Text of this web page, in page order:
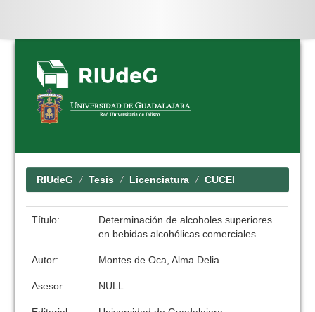
Skip
navigation
RIUdeG Tesis Licenciatura CUCEI
Título:
Determinación de alcoholes superiores
en bebidas alcohólicas comerciales.
Autor: Montes de Oca, Alma Delia
Asesor: NULL